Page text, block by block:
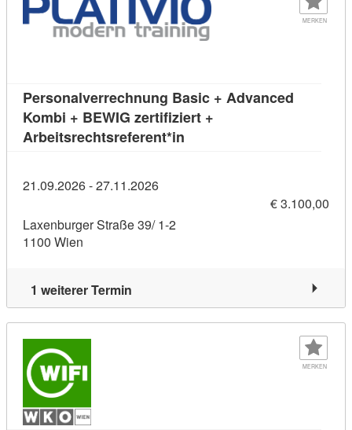
MERKEN
Personalverrechnung Basic + Advanced
Kombi + BEWIG zertifiziert +
Arbeitsrechtsreferent*in
21.09.2026 - 27.11.2026
€ 3.100,00
Laxenburger Straße 39/ 1-2
1100 Wien
1 weiterer Termin
MERKEN